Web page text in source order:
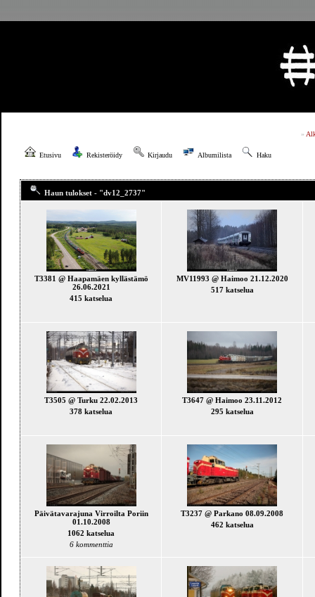
»
Etusivu Rekisteröidy Kirjaudu Albumilista Haku
Haun tulokset - "dv12_2737"
T3381 @ Haapamäen kyllästämö
26.06.2021
415 katselua
MV11993 @ Haimoo 21.12.2020
517 katselua
T3505 @ Turku 22.02.2013
378 katselua
T3647 @ Haimoo 23.11.2012
295 katselua
Päivätavarajuna Virroilta Poriin
01.10.2008
1062 katselua
6 kommenttia
T3237 @ Parkano 08.09.2008
462 katselua